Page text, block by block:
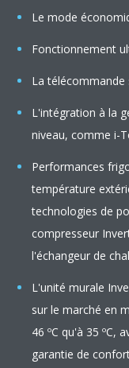
Le mode
Fonctionnement
La télécommande
L'intégration à la
niveau, comme i-
Performances
température
technologies de
compresseur
l'échangeur de
L'unité murale
sur le marché en
46 ºC qu'à 35 ºC,
garantie de